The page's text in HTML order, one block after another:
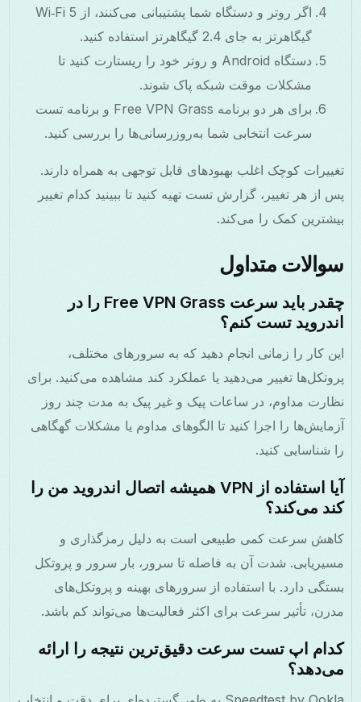
اگر روتر و دستگاه شما پشتیبانی می‌کنند، از Wi‑Fi 5
گیگاهرتز به جای 2.4 گیگاهرتز استفاده کنید.
دستگاه Android و روتر خود را ریستارت کنید تا
مشکلات موقت شبکه پاک شوند.
برای هر دو برنامه Free VPN Grass و برنامه تست
سرعت انتخابی شما به‌روزرسانی‌ها را بررسی کنید.
تغییرات کوچک اغلب بهبودهای قابل توجهی به همراه دارند.
پس از هر تغییر، گزارش تست تهیه کنید تا ببینید کدام تغییر
بیشترین کمک را می‌کند.
سوالات متداول
چقدر باید سرعت Free VPN Grass را در
اندروید تست کنم؟
این کار را زمانی انجام دهید که به سرورهای مختلف،
پروتکل‌ها تغییر می‌دهید یا عملکرد کند مشاهده می‌کنید. برای
نظارت مداوم، در ساعات پیک و غیر پیک به مدت چند روز
آزمایش‌ها را اجرا کنید تا الگوهای مداوم یا مشکلات گهگاهی
را شناسایی کنید.
آیا استفاده از VPN همیشه اتصال اندروید من را
کند می‌کند؟
کاهش سرعت کمی طبیعی است به دلیل رمزگذاری و
مسیریابی. شدت آن به فاصله تا سرور، بار سرور و پروتکل
بستگی دارد. با استفاده از سرورهای بهینه و پروتکل‌های
مدرن، تأثیر سرعت برای اکثر فعالیت‌ها می‌تواند کم باشد.
کدام اپ تست سرعت دقیق‌ترین نتیجه را ارائه
می‌دهد؟